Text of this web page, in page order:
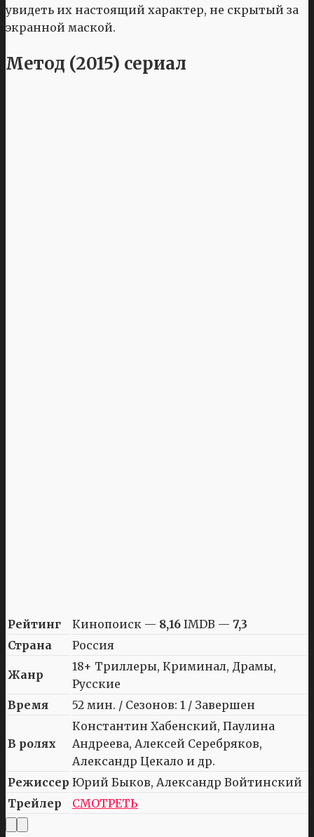
увидеть их настоящий характер, не скрытый за
экранной маской.
Метод (2015) сериал
Рейтинг Кинопоиск — 8,16 IMDB — 7,3
Страна
Россия
Жанр
18+ Триллеры, Криминал, Драмы,
Русские
Время
52 мин. / Сезонов: 1 / Завершен
В ролях
Константин Хабенский, Паулина
Андреева, Алексей Серебряков,
Александр Цекало и др.
Режиссер Юрий Быков, Александр Войтинский
Трейлер
СМОТРЕТЬ